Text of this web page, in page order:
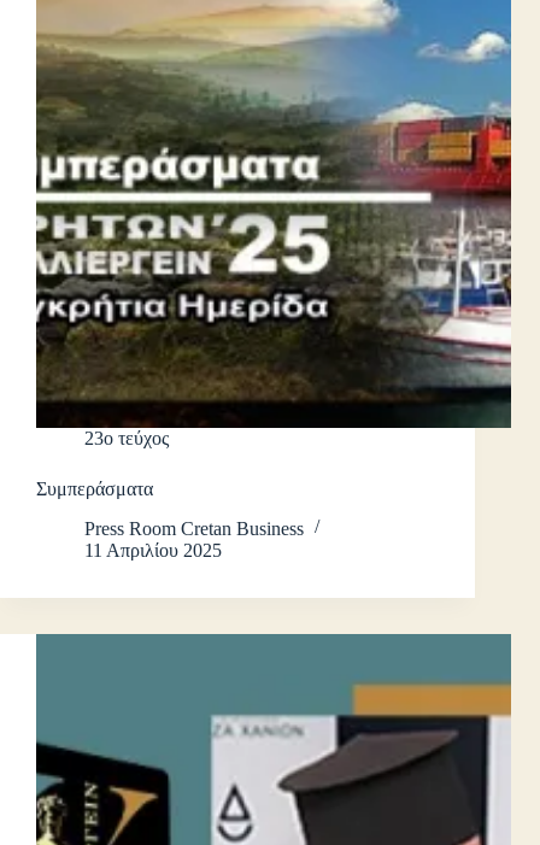
23ο τεύχος
Συμπεράσματα
Press Room Cretan Business
11 Απριλίου 2025